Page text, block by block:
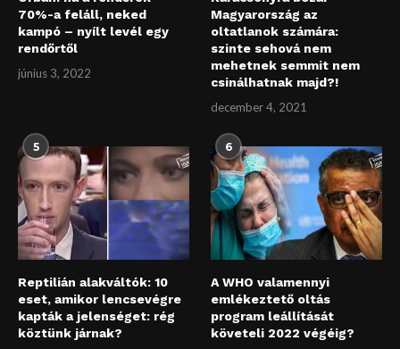
70%-a feláll, neked
kampó – nyílt levél egy
rendőrtől
június 3, 2022
Magyarország az
oltatlanok számára:
szinte sehová nem
mehetnek semmit nem
csinálhatnak majd?!
december 4, 2021
5
Reptilián alakváltók: 10
eset, amikor lencsevégre
kapták a jelenséget: rég
köztünk járnak?
6
A WHO valamennyi
emlékeztető oltás
program leállítását
követeli 2022 végéig?